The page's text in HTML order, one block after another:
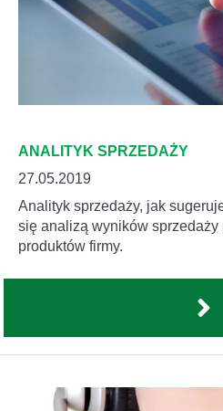
ANALITYK SPRZEDAŻY
27.05.2019
Analityk sprzedaży, jak
się analizą wyników sprzedaży
produktów firmy.